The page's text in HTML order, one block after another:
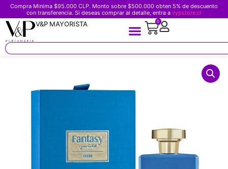
Compra Minima $95.000 CLP. Monto sobre $500.000 obten 5% de descuento
con transferencia. Si deseas comprar al detalle, entra a vypstore.cl
V&P MAYORISTA 0